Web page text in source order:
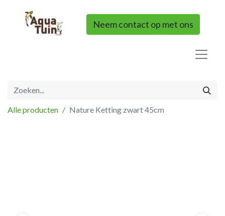
Neem contact op met ons
Alle producten Nature Ketting zwart 45cm